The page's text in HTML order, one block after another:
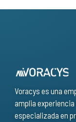
Voracys es una
amplia experiencia
especializada en